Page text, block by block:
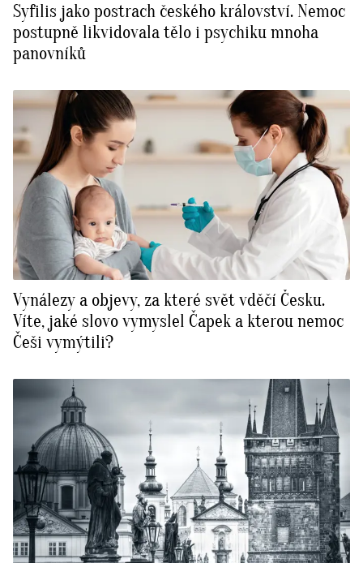
Syfilis jako postrach českého království. Nemoc
postupně likvidovala tělo i psychiku mnoha
panovníků
Vynálezy a objevy, za které svět vděčí Česku.
Víte, jaké slovo vymyslel Čapek a kterou nemoc
Češi vymýtili?